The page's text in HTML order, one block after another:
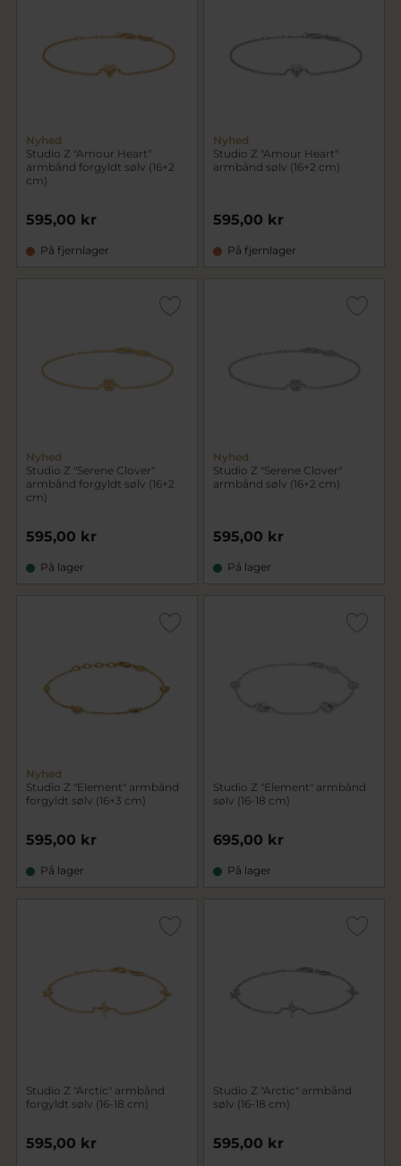
Nyhed
Studio Z "Amour Heart"
armbånd forgyldt sølv (16+2
cm)
595,00 kr
På fjernlager
Nyhed
Studio Z "Amour Heart"
armbånd sølv (16+2 cm)
595,00 kr
På fjernlager
Nyhed
Studio Z "Serene Clover"
armbånd forgyldt sølv (16+2
cm)
595,00 kr
På lager
Nyhed
Studio Z "Serene Clover"
armbånd sølv (16+2 cm)
595,00 kr
På lager
Nyhed
Studio Z "Element" armbånd
forgyldt sølv (16+3 cm)
595,00 kr
På lager
Studio Z "Element" armbånd
sølv (16-18 cm)
695,00 kr
På lager
Studio Z "Arctic" armbånd
forgyldt sølv (16-18 cm)
595,00 kr
Studio Z "Arctic" armbånd
sølv (16-18 cm)
595,00 kr